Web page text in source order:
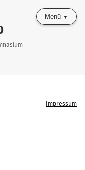
Menü
Impressum